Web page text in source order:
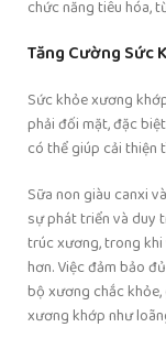
chức năng tiêu hóa,
Tăng Cường Sức
Sức khỏe xương
phải đối mặt, đặc
có thể giúp cải thiện
Sữa non giàu canxi
sự phát triển và duy
trúc xương, trong
hơn. Việc đảm bảo
bộ xương chắc
xương khớp như